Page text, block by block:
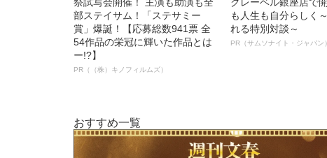
部ステイサム！「ステサミー
賞」爆誕！【応募総数941票 全
54作品の栄冠に輝いた作品とは
ー!?】
PR（（株）キノフィルムズ）
も人生も自分らしく
れる特別対談～
PR（サムソナイト・ジャパン）
おすすめ一覧